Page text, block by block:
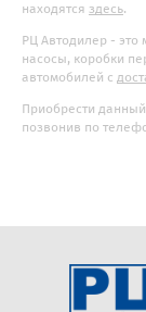
находятся здесь.
РЦ Автодилер - это
насосы, коробки
автомобилей с
Приобрести
позвонив по